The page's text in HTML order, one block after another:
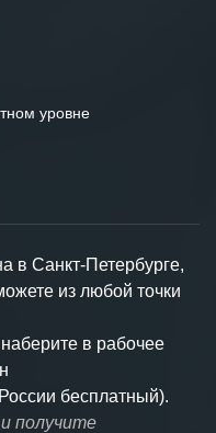
уровне
в Санкт-Петербурге,
из любой точки
в рабочее
бесплатный).
получите